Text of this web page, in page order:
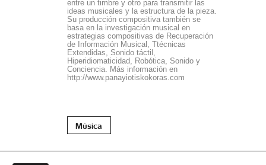
entre un timbre y otro para transmitir las
ideas musicales y la estructura de la pieza.
Su producción compositiva también se
basa en la investigación musical en
estrategias compositivas de Recuperación
de Información Musical, Ttécnicas
Extendidas, Sonido táctil,
Hiperidiomaticidad, Robótica, Sonido y
Conciencia. Más información en
http://www.panayiotiskokoras.com
Música